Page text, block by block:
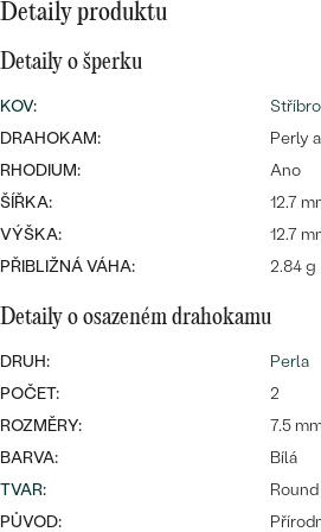
snubní
PROHLÉDNOUT
DRAHOKAM
ZLATO
PLATINA
STŘÍBRO
S DRAHOKAMY
S LAB-GROWN
S PERLAMI
DLE STYLU
MINIMALISTICKÉ
PODLE PŘÍLEŽITOSTI
PODLE BARVY
CENOVĚ DOSTUPNÉ
CENOVĚ DOSTUPNÉ
LUXUSNÍ
Detaily produktu
Detaily o šperku
KOV:
DRAHOKAM:
Perly
RHODIUM:
Ano
ŠÍŘKA:
12.7
VÝŠKA:
12.7
PŘIBLIŽNÁ VÁHA:
2.84 g
Detaily o osazeném drahokamu
DRUH:
Perla
POČET:
2
ROZMĚRY:
7.5
BARVA:
Bílá
TVAR:
PŮVOD: